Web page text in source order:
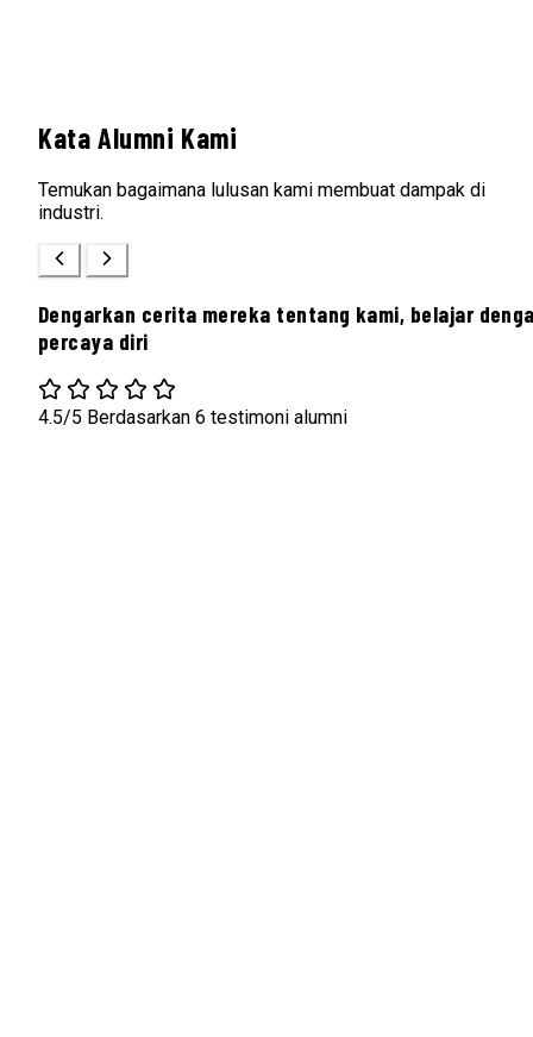
Kata Alumni Kami
Temukan bagaimana lulusan kami membuat dampak di
industri.
Dengarkan cerita mereka tentang kami, belajar
percaya diri
4.5/5 Berdasarkan 6 testimoni alumni